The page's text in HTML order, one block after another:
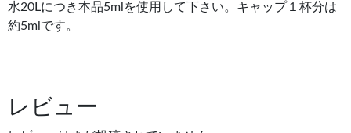
水20Lにつき本品5mlを使用して下さい。キャップ１杯分は
約5mlです。
レビュー